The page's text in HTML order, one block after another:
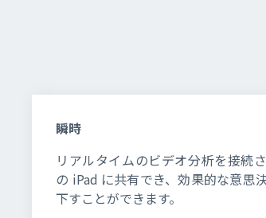
瞬時
リアルタイムのビデオ分析を接続
の iPad に共有でき、効果的な意思
下すことができます。